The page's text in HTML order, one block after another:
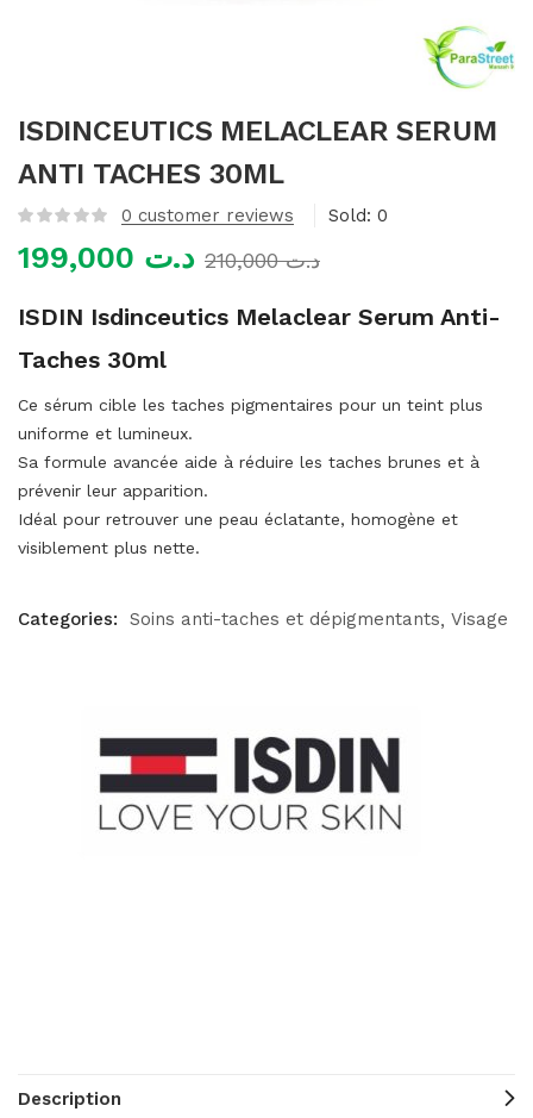
ISDINCEUTICS MELACLEAR SERUM
ANTI TACHES 30ML
0 customer reviews Sold: 0
د.ت د.ت210,000
ISDIN Isdinceutics Melaclear Serum Anti-
Taches 30ml
Ce sérum cible les taches pigmentaires pour un teint plus
uniforme et lumineux.
Sa formule avancée aide à réduire les taches brunes et à
prévenir leur apparition.
Idéal pour retrouver une peau éclatante, homogène et
visiblement plus nette.
Categories: Soins anti-taches et dépigmentants Visage
Description